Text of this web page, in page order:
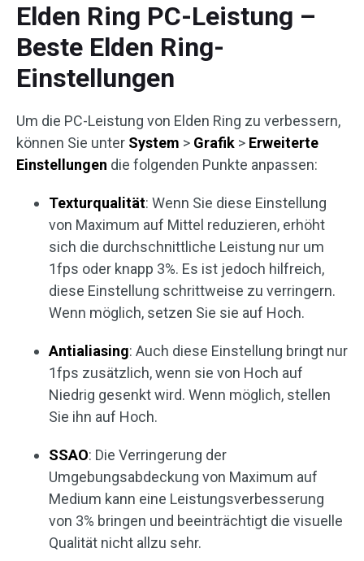
Elden Ring PC-Leistung –
Beste Elden Ring-
Einstellungen
Um die PC-Leistung von Elden Ring zu verbessern,
können Sie unter System > Grafik > Erweiterte
Einstellungen die folgenden Punkte anpassen:
Texturqualität: Wenn Sie diese Einstellung
von Maximum auf Mittel reduzieren, erhöht
sich die durchschnittliche Leistung nur um
1fps oder knapp 3%. Es ist jedoch hilfreich,
diese Einstellung schrittweise zu verringern.
Wenn möglich, setzen Sie sie auf Hoch.
Antialiasing: Auch diese Einstellung bringt nur
1fps zusätzlich, wenn sie von Hoch auf
Niedrig gesenkt wird. Wenn möglich, stellen
Sie ihn auf Hoch.
SSAO: Die Verringerung der
Umgebungsabdeckung von Maximum auf
Medium kann eine Leistungsverbesserung
von 3% bringen und beeinträchtigt die visuelle
Qualität nicht allzu sehr.